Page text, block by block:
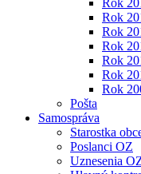
Rok
Rok
Rok
Rok
Rok
Rok
Rok
Pošta
Samospráva
Starostka
Poslanci OZ
Uznesenia